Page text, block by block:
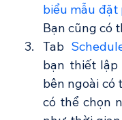
biểu mẫu đặt
Bạn cũng có
Tab
bạn thiết lập
bên ngoài có
có thể chọn